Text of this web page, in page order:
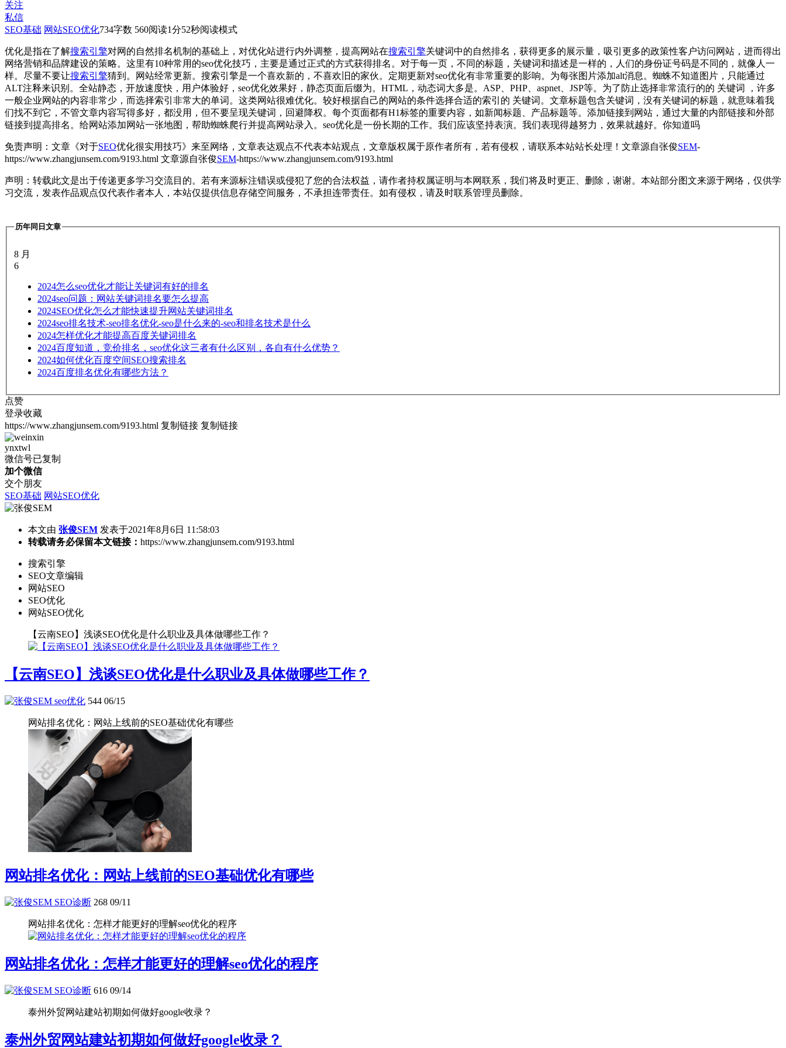
关注
私信
SEO基础 网站SEO优化734字数 560阅读1分52秒阅读模式
优化是指在了解搜索引擎对网的自然排名机制的基础上，对优化站进行内外调整，提高网站在搜索引擎关键词中的自然排名，获得更多的展示量，吸引更多的政策性客户访问网站，进而得出
网络营销和品牌建设的策略。这里有10种常用的seo优化技巧，主要是通过正式的方式获得排名。对于每一页，不同的标题，关键词和描述是一样的，人们的身份证号码是不同的，就像人一
样。尽量不要让搜索引擎猜到。网站经常更新。搜索引擎是一个喜欢新的，不喜欢旧的家伙。定期更新对seo优化有非常重要的影响。为每张图片添加alt消息。蜘蛛不知道图片，只能通过
ALT注释来识别。全站静态，开放速度快，用户体验好，seo优化效果好，静态页面后缀为。HTML，动态词大多是。ASP、PHP、aspnet、JSP等。为了防止选择非常流行的的 关键词 ，许多
一般企业网站的内容非常少，而选择索引非常大的单词。这类网站很难优化。较好根据自己的网站的条件选择合适的索引的 关键词。文章标题包含关键词，没有关键词的标题，就意味着我
们找不到它，不管文章内容写得多好，都没用，但不要呈现关键词，回避降权。每个页面都有H1标签的重要内容，如新闻标题、产品标题等。添加链接到网站，通过大量的内部链接和外部
链接到提高排名。给网站添加网站一张地图，帮助蜘蛛爬行并提高网站录入。seo优化是一份长期的工作。我们应该坚持表演。我们表现得越努力，效果就越好。你知道吗
免责声明：文章《对于SEO优化很实用技巧》来至网络，文章表达观点不代表本站观点，文章版权属于原作者所有，若有侵权，请联系本站站长处理！ 文章源自张俊SEM-
https://www.zhangjunsem.com/9193.html 文章源自张俊SEM-https://www.zhangjunsem.com/9193.html
声明：转载此文是出于传递更多学习交流目的。若有来源标注错误或侵犯了您的合法权益，请作者持权属证明与本网联系，我们将及时更正、删除，谢谢。本站部分图文来源于网络，仅供学
习交流，发表作品观点仅代表作者本人，本站仅提供信息存储空间服务，不承担连带责任。如有侵权，请及时联系管理员删除。
历年同日文章
8 月
6
2024怎么seo优化才能让关键词有好的排名
2024seo问题：网站关键词排名要怎么提高
2024SEO优化怎么才能快速提升网站关键词排名
2024seo排名技术-seo排名优化-seo是什么来的-seo和排名技术是什么
2024怎样优化才能提高百度关键词排名
2024百度知道，竞价排名，seo优化这三者有什么区别，各自有什么优势？
2024如何优化百度空间SEO搜索排名
2024百度排名优化有哪些方法？
点赞
登录收藏
https://www.zhangjunsem.com/9193.html 复制链接 复制链接
ynxtwl
微信号已复制
加个微信
交个朋友
SEO基础 网站SEO优化
本文由 张俊SEM 发表于2021年8月6日 11:58:03
转载请务必保留本文链接： https://www.zhangjunsem.com/9193.html
搜索引擎
SEO文章编辑
网站SEO
SEO优化
网站SEO优化
【云南SEO】浅谈SEO优化是什么职业及具体做哪些工作？
【云南SEO】浅谈SEO优化是什么职业及具体做哪些工作？
seo优化 544 06/15
网站排名优化：网站上线前的SEO基础优化有哪些
网站排名优化：网站上线前的SEO基础优化有哪些
SEO诊断 268 09/11
网站排名优化：怎样才能更好的理解seo优化的程序
网站排名优化：怎样才能更好的理解seo优化的程序
SEO诊断 616 09/14
泰州外贸网站建站初期如何做好google收录？
泰州外贸网站建站初期如何做好google收录？